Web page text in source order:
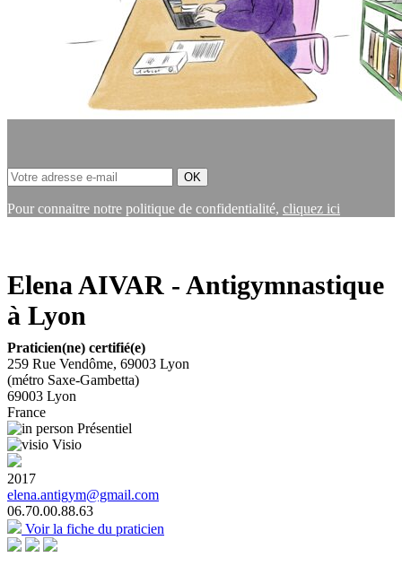
Pour connaitre notre politique de confidentialité, cliquez ici
Elena AIVAR - Antigymnastique
à Lyon
Praticien(ne) certifié(e)
259 Rue Vendôme, 69003 Lyon
(métro Saxe-Gambetta)
69003 Lyon
France
Présentiel
Visio
2017
elena.antigym@gmail.com
06.70.00.88.63
Voir la fiche du praticien